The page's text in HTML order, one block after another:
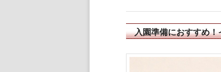
入園準備におすすめ